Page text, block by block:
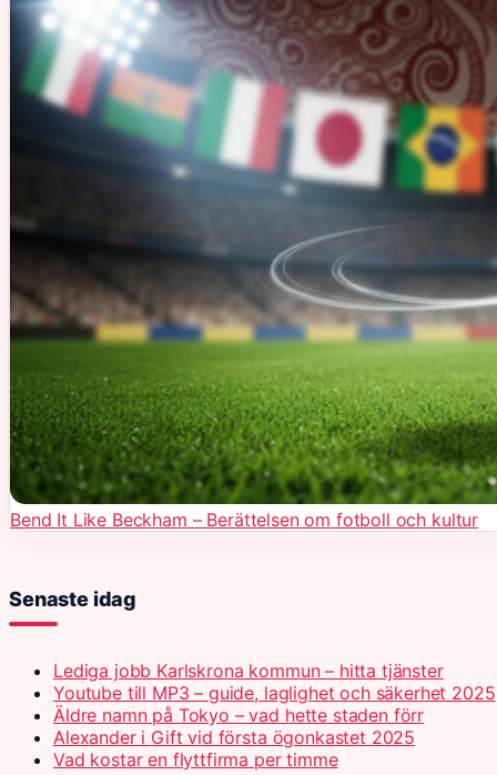
Bend It Like Beckham – Berättelsen om fotboll och kultur
Senaste idag
Lediga jobb Karlskrona kommun – hitta tjänster
Youtube till MP3 – guide, laglighet och säkerhet 2025
Äldre namn på Tokyo – vad hette staden förr
Alexander i Gift vid första ögonkastet 2025
Vad kostar en flyttfirma per timme